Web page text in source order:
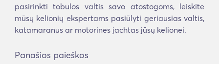
pasirinkti tobulos valtis savo atostogoms, leiskite
mūsų kelionių ekspertams pasiūlyti geriausias valtis,
katamaranus ar motorines jachtas jūsų kelionei.
Panašios paieškos